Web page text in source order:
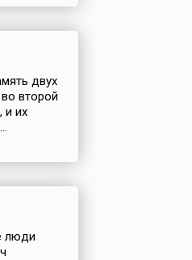
двух
второй
и их
люди